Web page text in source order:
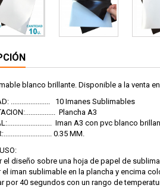
blanco brillante. Disponible a la venta
...................... 10 Imanes Sublimables
Plancha A3
Iman A3 con pvc blanco
0.35 MM.
el diseño sobre una hoja de papel de
el iman sublimable en la plancha y encima
por 40 segundos con un rango de